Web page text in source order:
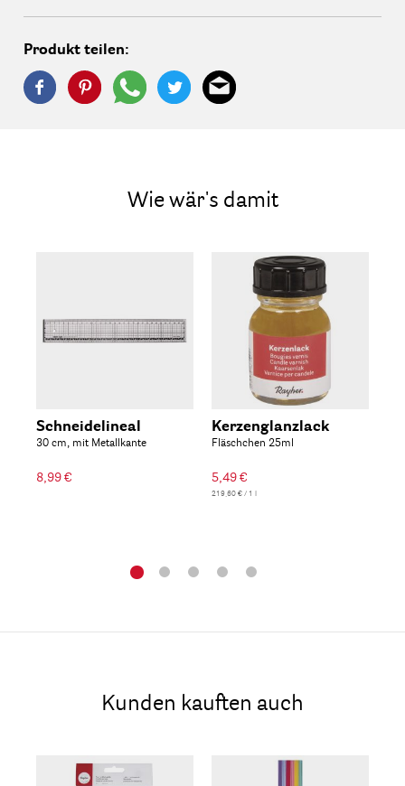
Produkt teilen:
Wie wär's damit
Schneidelineal
30 cm, mit Metallkante
8,99 €
Kerzenglanzlack
Fläschchen 25ml
5,49 €
219,60 € / 1 l
Kunden kauften auch